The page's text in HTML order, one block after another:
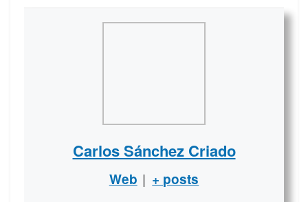
Carlos Sánchez Criado
Web | + posts